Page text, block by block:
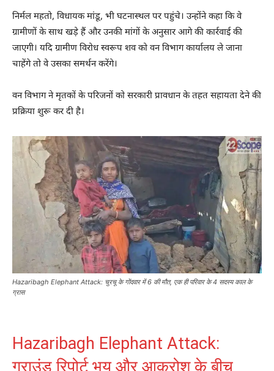
निर्मल महतो, विधायक मांडू, भी घटनास्थल पर पहुंचे। उन्होंने कहा कि वे
ग्रामीणों के साथ खड़े हैं और उनकी मांगों के अनुसार आगे की कार्रवाई की
जाएगी। यदि ग्रामीण विरोध स्वरूप शव को वन विभाग कार्यालय ले जाना
चाहेंगे तो वे उसका समर्थन करेंगे।
वन विभाग ने मृतकों के परिजनों को सरकारी प्रावधान के तहत सहायता देने की
प्रक्रिया शुरू कर दी है।
Hazaribagh Elephant Attack: चुरचू के गोंदवार में 6 की मौत, एक ही परिवार के 4 सदस्य काल के
ग्रास
Hazaribagh Elephant Attack:
ग्राउंड रिपोर्ट भय और आक्रोश के बीच